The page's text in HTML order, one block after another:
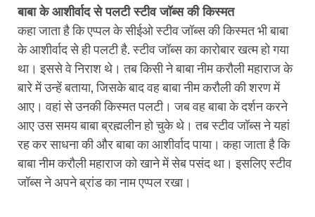
बाबा के आशीर्वाद से पलटी स्टीव जॉब्स की किस्मत
कहा जाता है कि एप्पल के सीईओ स्टीव जॉब्स की किस्मत भी बाबा
के आशीर्वाद से ही पलटी है. स्टीव जॉब्स का कारोबार खत्म हो गया
था। इससे वे निराश थे। तब किसी ने बाबा नीम करौली महाराज के
बारे में उन्हें बताया, जिसके बाद वह बाबा नीम करौली की शरण में
आए। वहां से उनकी किस्मत पलटी। जब वह बाबा के दर्शन करने
आए उस समय बाबा ब्रह्मलीन हो चुके थे। तब स्टीव जॉब्स ने यहां
रह कर साधना की और बाबा का आशीर्वाद पाया। कहा जाता है कि
बाबा नीम करौली महाराज को खाने में सेब पसंद था। इसलिए स्टीव
जॉब्स ने अपने ब्रांड का नाम एप्पल रखा।